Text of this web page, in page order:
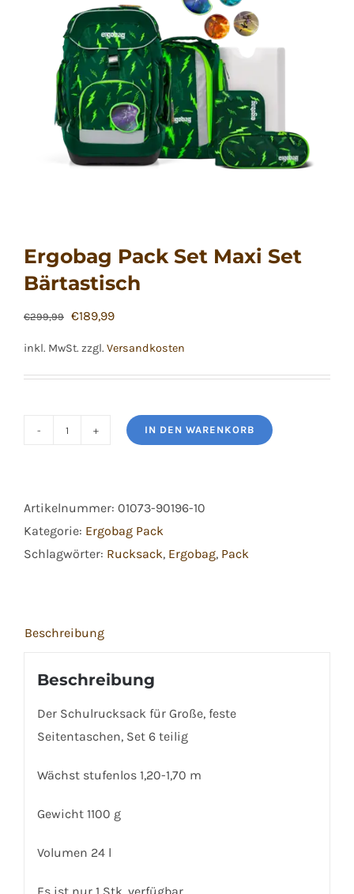
Ergobag Pack Set Maxi Set
Bärtastisch
€299,99 Ursprünglicher
€299,99
€189,99Aktueller
€189,99.
inkl. MwSt. zzgl. Versandkosten
Maxi
Set
Bärtastisch
IN DEN WARENKORB
Artikelnummer: 01073-90196-10
Kategorie: Ergobag Pack
Schlagwörter: Rucksack, Ergobag, Pack
Beschreibung
Beschreibung
Der Schulrucksack für Große, feste
Seitentaschen, Set 6 teilig
Wächst stufenlos 1,20-1,70 m
Gewicht 1100 g
Volumen 24 l